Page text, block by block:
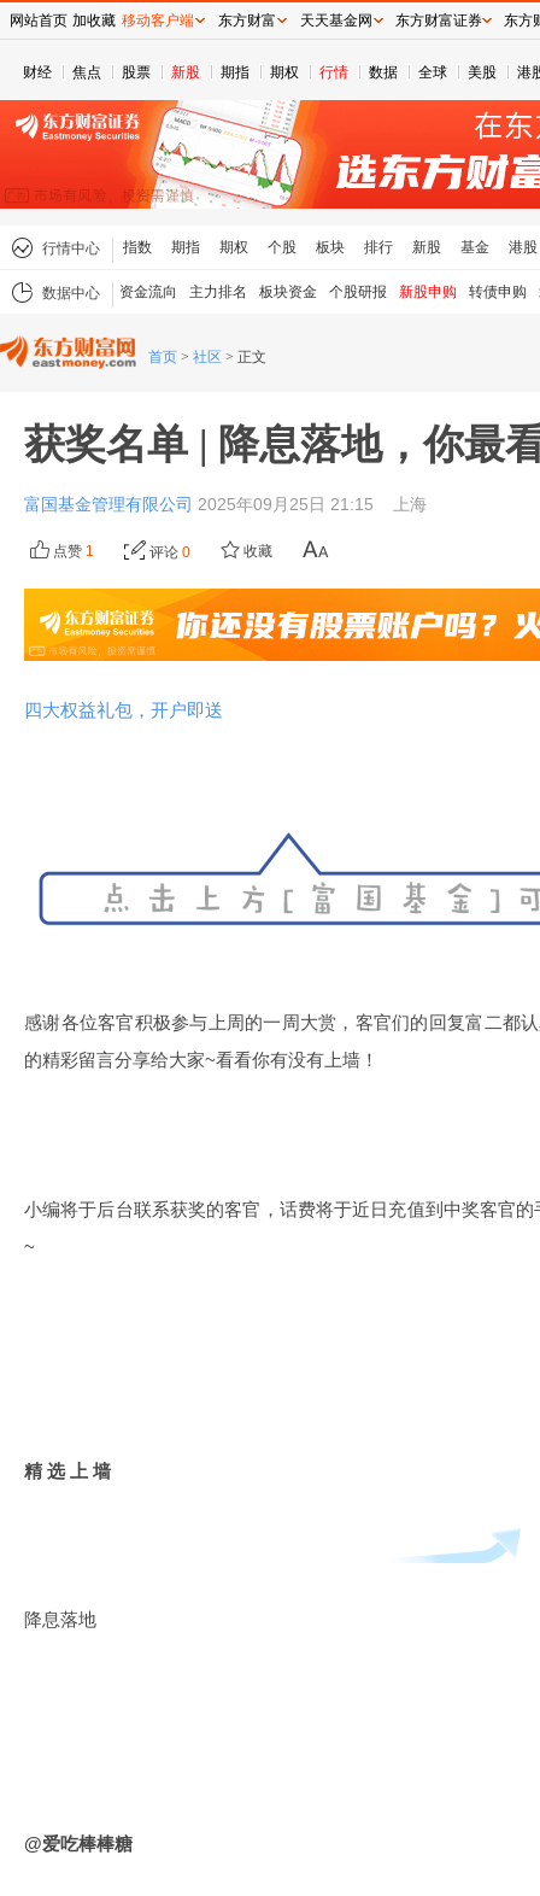
财经 焦点 股票 新股 期指 期权 行情 数据 全球 美股 港
行情中心 指数 期指 期权 个股 板块 排行 新股 基金 港股
数据中心 资金流向 主力排名 板块资金 个股研报 新股申购 转债申购
首页 > 社区 > 正文
获奖名单 | 降息落地，你最
富国基金管理有限公司 2025年09月25日 21:15 上海
点赞 1 评论 0 收藏
四大权益礼包，开户即送
感谢各位客官积极参与上周的一周大赏，客官们的回复富二都
的精彩留言分享给大家~看看你有没有上墙！
小编将于后台联系获奖的客官，话费将于近日充值到中奖客官
~
精 选 上 墙
降息落地
@爱吃棒棒糖
网站首页 加收藏 移动客户端 东方财富 天天基金网 东方财富证券 东方